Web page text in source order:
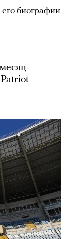
его биографии